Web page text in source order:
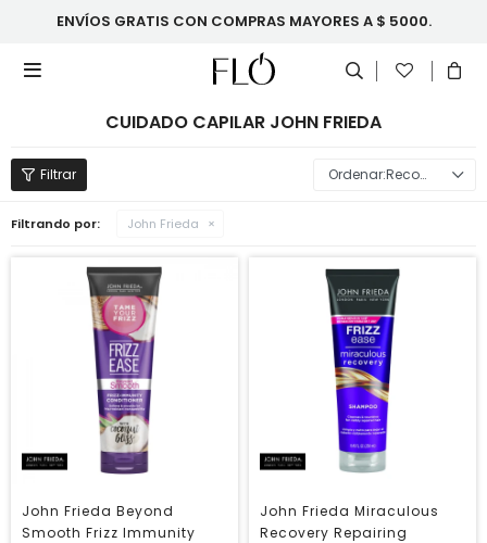
ENVÍOS GRATIS CON COMPRAS MAYORES A $ 5000.

CUIDADO CAPILAR JOHN FRIEDA
Recomendados
Filtrando por: John Frieda
John Frieda Beyond
Smooth Frizz Immunity
John Frieda Miraculous
Recovery Repairing